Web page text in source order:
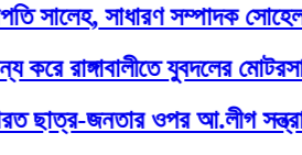
সাধারণ সম্পাদক সোহেল
রাঙ্গাবালীতে যুবদলের
জনতার ওপর আ.লীগ